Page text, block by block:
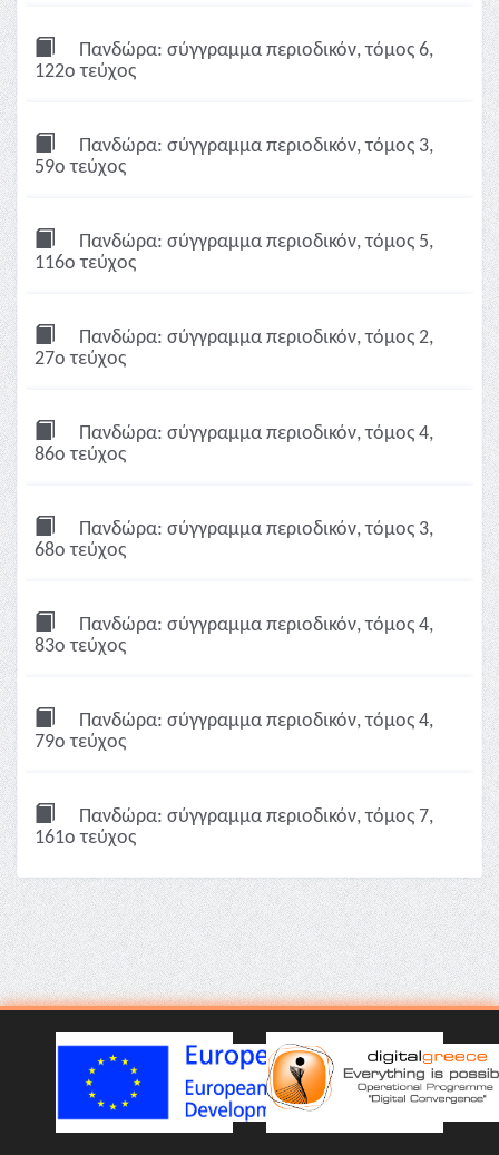
Πανδώρα: σύγγραμμα περιοδικόν, τόμος 6,
122ο τεύχος
Πανδώρα: σύγγραμμα περιοδικόν, τόμος 3,
59ο τεύχος
Πανδώρα: σύγγραμμα περιοδικόν, τόμος 5,
116ο τεύχος
Πανδώρα: σύγγραμμα περιοδικόν, τόμος 2,
27ο τεύχος
Πανδώρα: σύγγραμμα περιοδικόν, τόμος 4,
86ο τεύχος
Πανδώρα: σύγγραμμα περιοδικόν, τόμος 3,
68ο τεύχος
Πανδώρα: σύγγραμμα περιοδικόν, τόμος 4,
83ο τεύχος
Πανδώρα: σύγγραμμα περιοδικόν, τόμος 4,
79ο τεύχος
Πανδώρα: σύγγραμμα περιοδικόν, τόμος 7,
161ο τεύχος